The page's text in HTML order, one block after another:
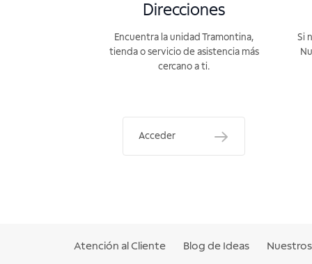
Direcciones
Encuentra la unidad Tramontina,
tienda o servicio de asistencia más
cercano a ti.
Acceder
Si
Atención al Cliente Blog de Ideas